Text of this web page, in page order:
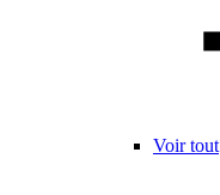
Voir tout